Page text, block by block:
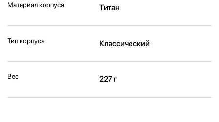
Материал корпуса Титан
Тип корпуса Классический
Вес 227 г